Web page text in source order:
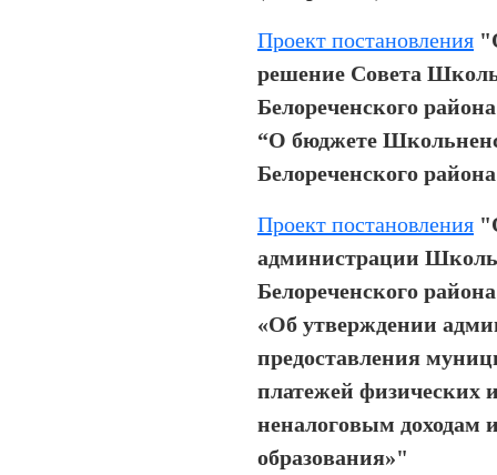
Проект постановления
решение Совета
Белореченского
“О бюджете
Белореченского
Проект постановления
администрации
Белореченского
«Об утверждении
предоставления
платежей физических
неналоговым доходам
образования»"